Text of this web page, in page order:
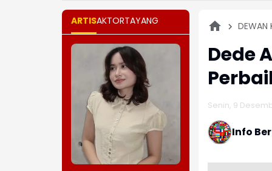
ARTISAKTORTAYANG DEWAN
Dede
Senin, 9
Info